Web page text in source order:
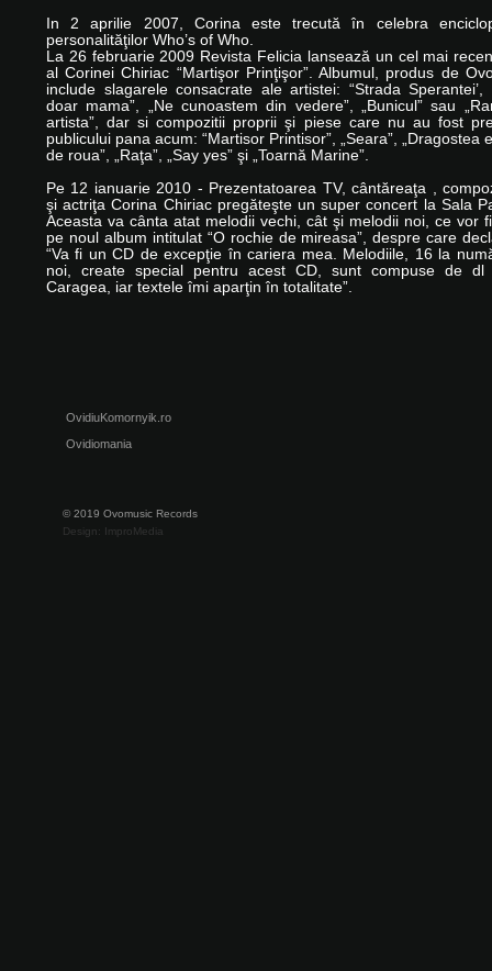
In 2 aprilie 2007, Corina este trecută în celebra
personalităţilor Who’s of Who.
La 26 februarie 2009 Revista Felicia lansează un cel mai
al Corinei Chiriac “Martişor Prinţişor”. Albumul, produs de
include slagarele consacrate ale artistei: “Strada Sperantei’,
doar mama”, „Ne cunoastem din vedere”, „Bunicul” sau
artista”, dar si compozitii proprii şi piese care nu au fost
publicului pana acum: “Martisor Printisor”, „Seara”, „Dragostea
de roua”, „Raţa”, „Say yes” şi „Toarnă Marine”.
Pe 12 ianuarie 2010 - Prezentatoarea TV, cântăreaţa ,
şi actriţa Corina Chiriac pregăteşte un super concert la Sala
Aceasta va cânta atat melodii vechi, cât şi melodii noi, ce vor
pe noul album intitulat “O rochie de mireasa”, despre care
“Va fi un CD de excepţie în cariera mea. Melodiile, 16 la
noi, create special pentru acest CD, sunt compuse de dl
Caragea, iar textele îmi aparţin în totalitate”.
OvidiuKomornyik.ro
Ovidiomania
© 2019 Ovomusic Records
Design: ImproMedia